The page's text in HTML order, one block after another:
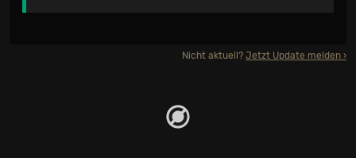
Nicht aktuell? Jetzt Update melden